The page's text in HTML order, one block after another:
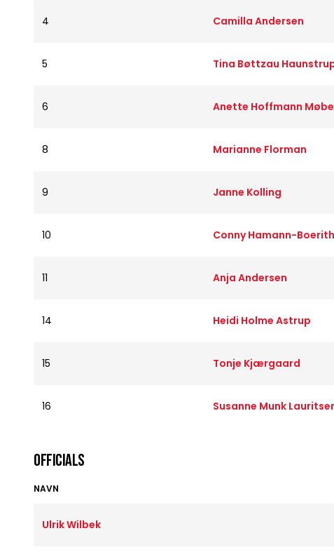
4 Camilla Andersen
5 Tina Bøttzau
6 Anette Hoffmann
8 Marianne Florman
9 Janne Kolling
10 Conny Hamann-
11 Anja Andersen
14 Heidi Holme Astrup
15 Tonje Kjærgaard
16 Susanne Munk
OFFICIALS
NAVN
Ulrik Wilbek